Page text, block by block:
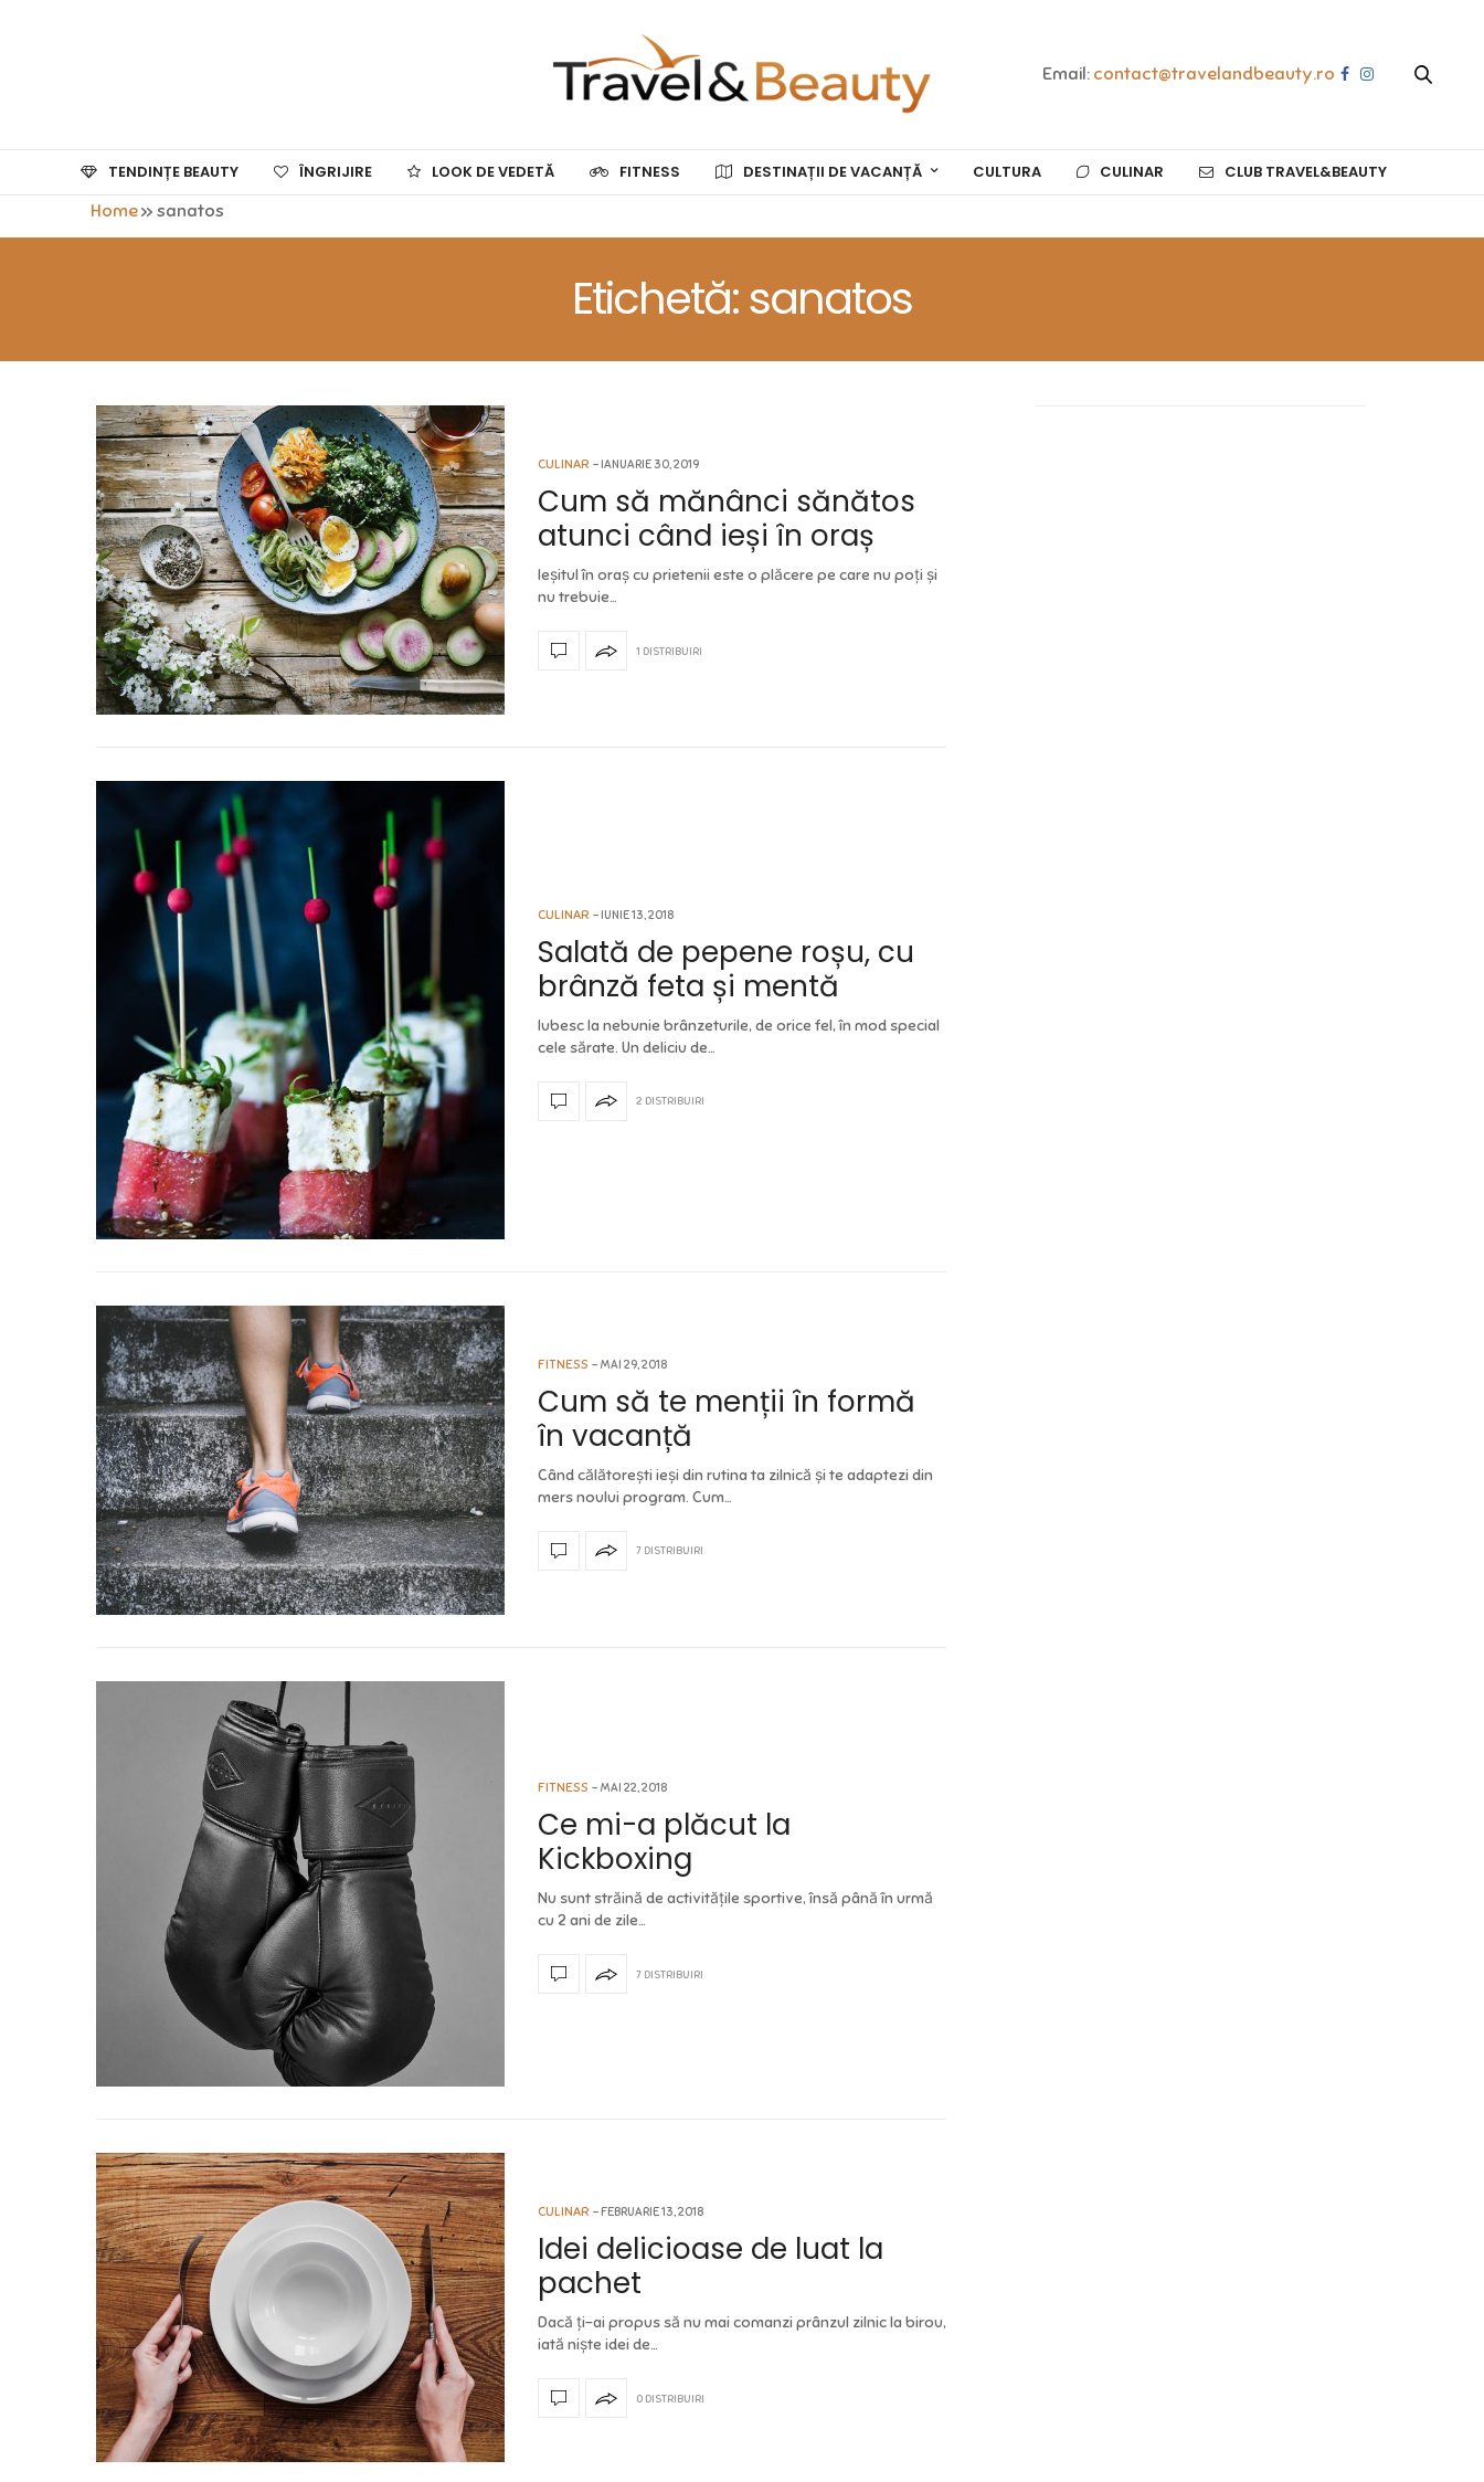
Email: contact@travelandbeauty.ro
TENDINȚE BEAUTY ÎNGRIJIRE LOOK DE VEDETĂ FITNESS DESTINAȚII DE VACANȚĂ CULTURA CULINAR CLUB TRAVEL&BEAUTY
Home» sanatos
Etichetă: sanatos
CULINAR IANUARIE 30, 2019
Cum să mănânci sănătos
atunci când ieși în oraș
Ieșitul în oraș cu prietenii este o plăcere pe care nu poți și
nu trebuie…
1 DISTRIBUIRI
CULINAR IUNIE 13, 2018
Salată de pepene roșu, cu
brânză feta și mentă
Iubesc la nebunie brânzeturile, de orice fel, în mod special
cele sărate. Un deliciu de…
2 DISTRIBUIRI
FITNESS MAI 29, 2018
Cum să te menții în formă
în vacanță
Când călătorești ieși din rutina ta zilnică și te adaptezi din
mers noului program. Cum…
7 DISTRIBUIRI
FITNESS MAI 22, 2018
Ce mi-a plăcut la
Kickboxing
Nu sunt străină de activitățile sportive, însă până în urmă
cu 2 ani de zile…
7 DISTRIBUIRI
CULINAR FEBRUARIE 13, 2018
Idei delicioase de luat la
pachet
Dacă ți-ai propus să nu mai comanzi prânzul zilnic la birou,
iată niște idei de…
0 DISTRIBUIRI